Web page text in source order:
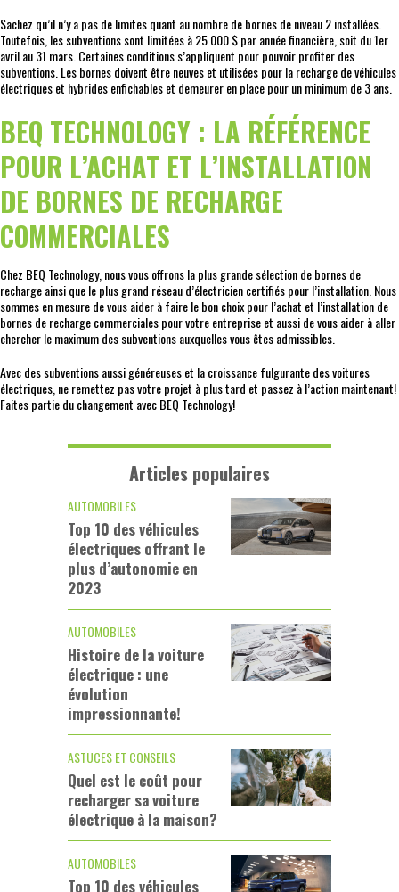
Sachez qu’il n’y a pas de limites quant au nombre de bornes de niveau 2 installées.
Toutefois, les subventions sont limitées à 25 000 $ par année financière, soit du 1er
avril au 31 mars. Certaines conditions s’appliquent pour pouvoir profiter des
subventions. Les bornes doivent être neuves et utilisées pour la recharge de véhicules
électriques et hybrides enfichables et demeurer en place pour un minimum de 3 ans.
BEQ TECHNOLOGY : LA RÉFÉRENCE
POUR L’ACHAT ET L’INSTALLATION
DE BORNES DE RECHARGE
COMMERCIALES
Chez BEQ Technology, nous vous offrons la plus grande sélection de bornes de
recharge ainsi que le plus grand réseau d’électricien certifiés pour l’installation. Nous
sommes en mesure de vous aider à faire le bon choix pour l’achat et l’installation de
bornes de recharge commerciales pour votre entreprise et aussi de vous aider à aller
chercher le maximum des subventions auxquelles vous êtes admissibles.
Avec des subventions aussi généreuses et la croissance fulgurante des voitures
électriques, ne remettez pas votre projet à plus tard et passez à l’action maintenant!
Faites partie du changement avec BEQ Technology!
Articles populaires
AUTOMOBILES
Top 10 des véhicules
électriques offrant le
plus d’autonomie en
2023
AUTOMOBILES
Histoire de la voiture
électrique : une
évolution
impressionnante!
ASTUCES ET CONSEILS
Quel est le coût pour
recharger sa voiture
électrique à la maison?
AUTOMOBILES
Top 10 des véhicules